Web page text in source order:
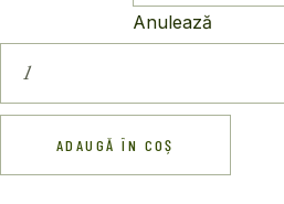
Anulează
ADAUGĂ ÎN COȘ